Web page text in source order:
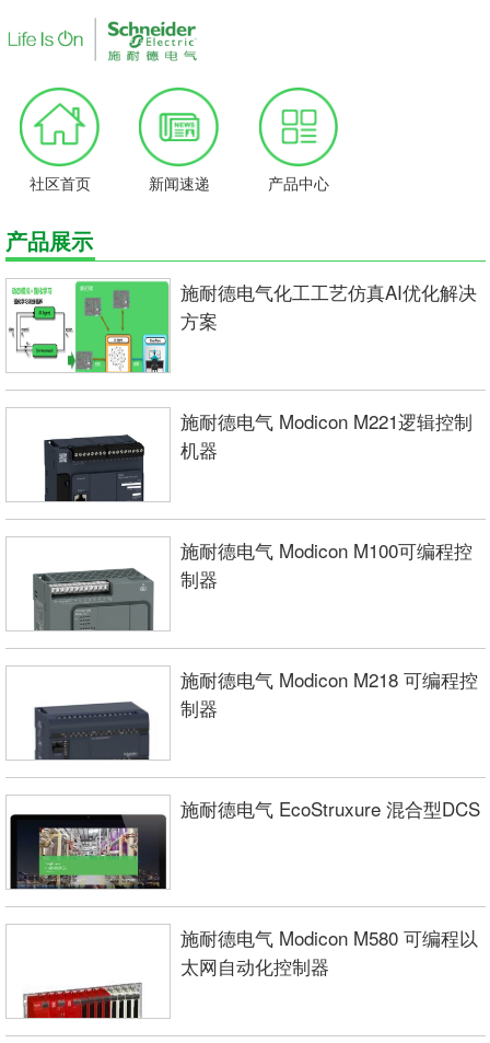
社区首页 新闻速递 产品中心
产品展示
施耐德电气化工工艺仿真AI优化解决
方案
施耐德电气 Modicon M221逻辑控制
机器
施耐德电气 Modicon M100可编程控
制器
施耐德电气 Modicon M218 可编程控
制器
施耐德电气 EcoStruxure 混合型DCS
施耐德电气 Modicon M580 可编程以
太网自动化控制器